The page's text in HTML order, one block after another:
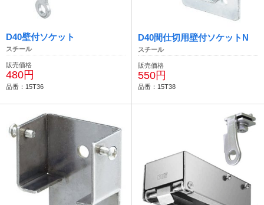
D40壁付ソケット
スチール
販売価格
480円
品番：15T36
D40間仕切用壁付ソケットN
スチール
販売価格
550円
品番：15T38